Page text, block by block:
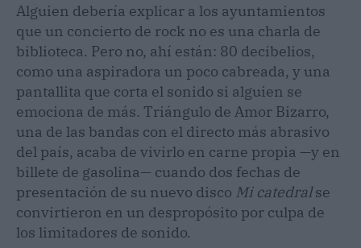
Alguien debería explicar a los ayuntamientos
que un concierto de rock no es una charla de
biblioteca. Pero no, ahí están: 80 decibelios,
como una aspiradora un poco cabreada, y una
pantallita que corta el sonido si alguien se
emociona de más. Triángulo de Amor Bizarro,
una de las bandas con el directo más abrasivo
del país, acaba de vivirlo en carne propia —y en
billete de gasolina— cuando dos fechas de
presentación de su nuevo disco Mi catedralse
convirtieron en un despropósito por culpa de
los limitadores de sonido.